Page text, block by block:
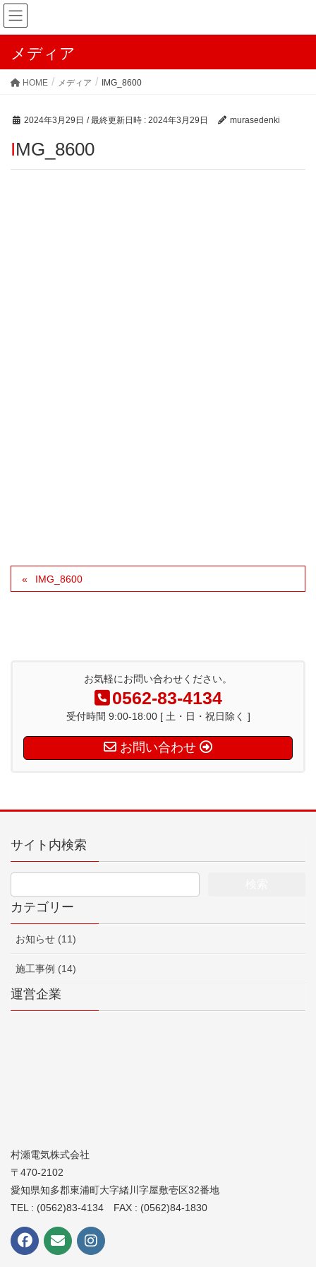
メディア
HOME メディア IMG_8600
2024年3月29日 / 最終更新日時 : 2024年3月29日 murasedenki
IMG_8600
IMG_8600
お気軽にお問い合わせください。
0562-83-4134
受付時間 9:00-18:00 [ 土・日・祝日除く ]
お問い合わせ
サイト内検索
カテゴリー
お知らせ (11)
施工事例 (14)
運営企業
村瀬電気株式会社
〒470-2102
愛知県知多郡東浦町大字緒川字屋敷壱区32番地
TEL : (0562)83-4134 FAX : (0562)84-1830